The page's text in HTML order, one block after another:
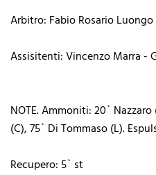
Arbitro: Fabio Rosario
Assisitenti: Vincenzo Marra -
NOTE. Ammoniti: 20`
(C), 75` Di Tommaso (L).
Recupero: 5` st